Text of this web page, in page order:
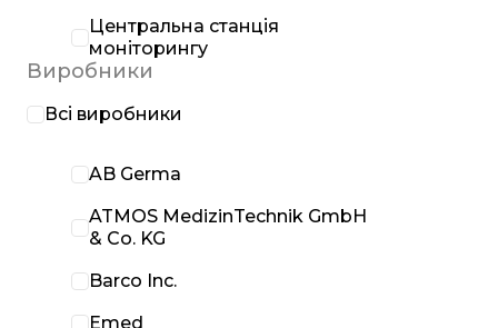
Центральна станція
моніторингу
Виробники
Всі виробники
AB Germa
ATMOS MedizinTechnik GmbH
& Co. KG
Barco Inc.
Emed